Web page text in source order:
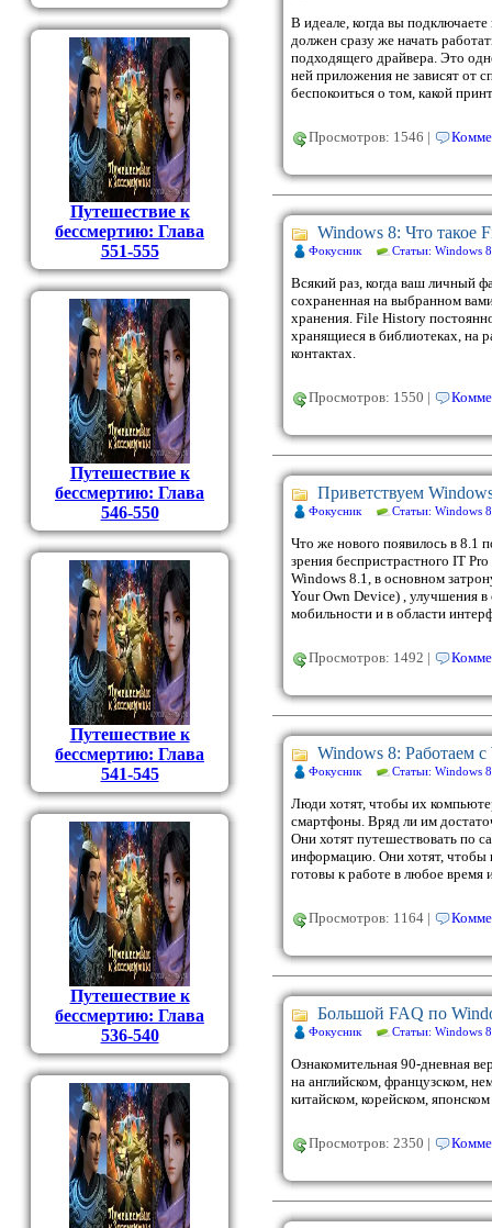
Путешествие к
бессмертию: Глава
551-555
Путешествие к
бессмертию: Глава
546-550
Путешествие к
бессмертию: Глава
541-545
Путешествие к
бессмертию: Глава
536-540
В идеале, когда вы
должен сразу же начать
подходящего драйвера. Это
ней приложения не зависят от
беспокоиться о том, какой
Просмотров: 1546 |
Windows 8: Что такое
Фокусник Статьи: Windows 8
Всякий раз, когда ваш личный
сохраненная на выбранном
хранения. File History
хранящиеся в библиотеках, на
контактах.
Просмотров: 1550 |
Приветствуем
Фокусник Статьи: Windows 8
Что же нового появилось в 8.1
зрения беспристрастного IT
Windows 8.1, в основном
Your Own Device) , улучшения в
мобильности и в области
Просмотров: 1492 |
Windows 8: Работаем
Фокусник Статьи: Windows 8
Люди хотят, чтобы их
смартфоны. Вряд ли им
Они хотят путешествовать по
информацию. Они хотят,
готовы к работе в любое время
Просмотров: 1164 |
Большой FAQ по
Фокусник Статьи: Windows 8
Ознакомительная 90-дневная
на английском, французском,
китайском, корейском,
Просмотров: 2350 |